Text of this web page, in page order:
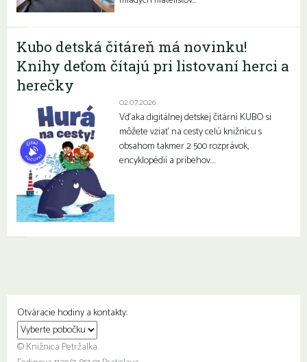
Kubo detská čitáreň má novinku!
Knihy deťom čítajú pri listovaní herci a
herečky
02.07.2026
Vďaka digitálnej detskej čitárni KUBO si
môžete vziať na cesty celú knižnicu s
obsahom takmer 2 500 rozprávok,
encyklopédií a príbehov….
Otváracie hodiny a kontakty:
© Knižnica Petržalka